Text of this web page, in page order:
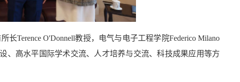
Terence O'Donnell教授，电气与电子工程学院Federico Milano
、高水平国际学术交流、人才培养与交流、科技成果应用等方